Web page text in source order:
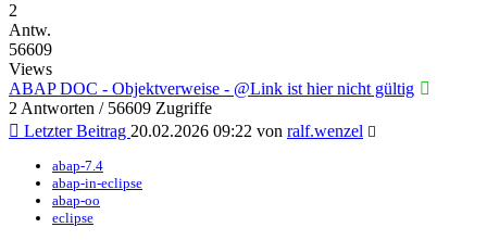
2
Antw.
56609
Views
ABAP DOC - Objektverweise - @Link ist hier nicht gültig
2 Antworten / 56609 Zugriffe
Letzter Beitrag 20.02.2026 09:22 von ralf.wenzel
abap-7.4
abap-in-eclipse
abap-oo
eclipse